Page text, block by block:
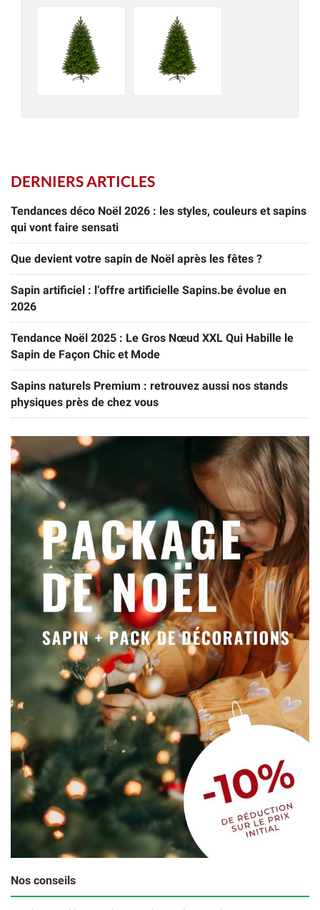
DERNIERS ARTICLES
Tendances déco Noël 2026 : les styles, couleurs et sapins
qui vont faire sensati
Que devient votre sapin de Noël après les fêtes ?
Sapin artificiel : l’offre artificielle Sapins.be évolue en
2026
Tendance Noël 2025 : Le Gros Nœud XXL Qui Habille le
Sapin de Façon Chic et Mode
Sapins naturels Premium : retrouvez aussi nos stands
physiques près de chez vous
Nos conseils